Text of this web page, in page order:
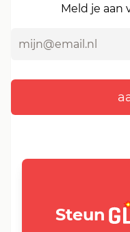
Meld je aan
Steun